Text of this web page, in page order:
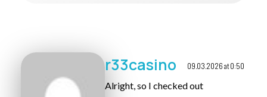
r33casino 09.03.2026 at 0:50
Alright, so I checked out